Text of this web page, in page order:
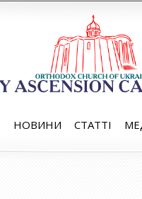
НОВИНИ СТАТТІ